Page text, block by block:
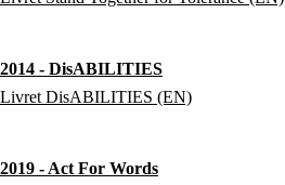
2014 - DisABILITIES
Livret DisABILITIES (EN)
2019 - Act For Words